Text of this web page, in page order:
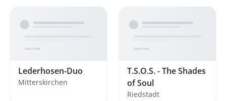
Lederhosen-Duo
Mitterskirchen
T.S.O.S. - The Shades
of Soul
Riedstadt